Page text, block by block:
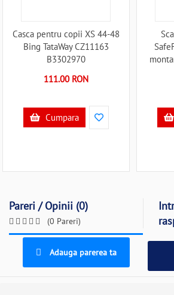
Casca pentru copii XS 44-48
Bing TataWay CZ11163
B3302970
111.00 RON
Cumpara
Pareri / Opinii (0)
(0 Pareri)
Adauga parerea ta